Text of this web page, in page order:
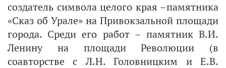
создатель символа целого края –памятника
«Сказ об Урале» на Привокзальной площади
города. Среди его работ – памятник В.И.
Ленину на площади Революции (в
соавторстве с Л.Н. Головницким и Е.В.